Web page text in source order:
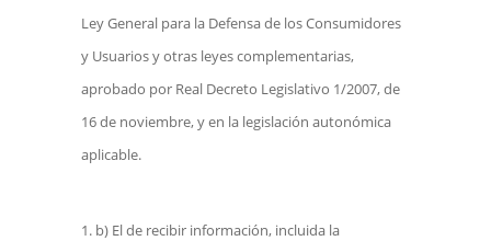
Ley General para la Defensa de los Consumidores
y Usuarios y otras leyes complementarias,
aprobado por Real Decreto Legislativo 1/2007, de
16 de noviembre, y en la legislación autonómica
aplicable.
b) El de recibir información, incluida la